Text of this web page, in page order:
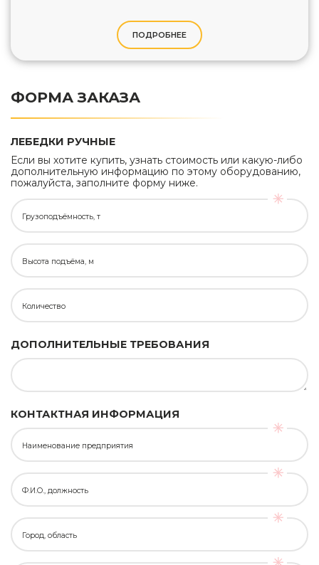
ПОДРОБНЕЕ
ФОРМА ЗАКАЗА
ЛЕБЕДКИ РУЧНЫЕ
Если вы хотите купить, узнать стоимость или какую-либо
дополнительную информацию по этому оборудованию,
пожалуйста, заполните форму ниже.
Грузоподъёмность, т
Высота подъёма, м
Количество
ДОПОЛНИТЕЛЬНЫЕ ТРЕБОВАНИЯ
КОНТАКТНАЯ ИНФОРМАЦИЯ
Наименование предприятия
Ф.И.О., должность
Город, область